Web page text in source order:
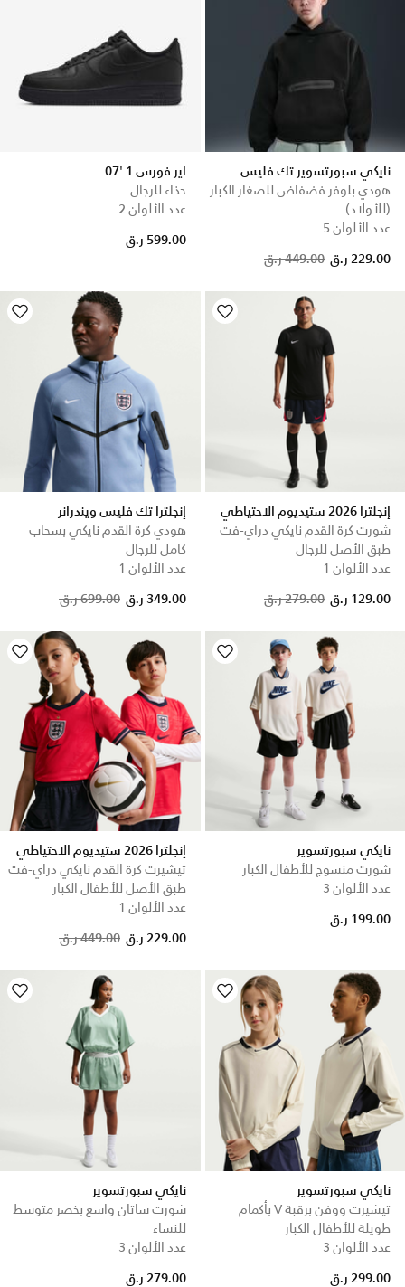
نايكي سبورتسوير تك فليس
هودي بلوفر فضفاض للصغار الكبار
(للأولاد)
عدد الألوان 5
Price reduced from
449.00 ر.ق to 229.00 ر.ق
اير فورس 1 '07
حذاء للرجال
عدد الألوان 2
599.00 ر.ق
إنجلترا 2026 ستيديوم الاحتياطي
شورت كرة القدم نايكي دراي-فت
طبق الأصل للرجال
عدد الألوان 1
Price reduced from
279.00 ر.ق to 129.00 ر.ق
إنجلترا تك فليس ويندرانر
هودي كرة القدم نايكي بسحاب
كامل للرجال
عدد الألوان 1
Price reduced from
699.00 ر.ق to 349.00 ر.ق
نايكي سبورتسوير
شورت منسوج للأطفال الكبار
عدد الألوان 3
199.00 ر.ق
إنجلترا 2026 ستيديوم الاحتياطي
تيشيرت كرة القدم نايكي دراي-فت
طبق الأصل للأطفال الكبار
عدد الألوان 1
Price reduced from
449.00 ر.ق to 229.00 ر.ق
نايكي سبورتسوير
تيشيرت ووفن برقبة V بأكمام
طويلة للأطفال الكبار
عدد الألوان 3
299.00 ر.ق
نايكي سبورتسوير
شورت ساتان واسع بخصر متوسط
للنساء
عدد الألوان 3
279.00 ر.ق